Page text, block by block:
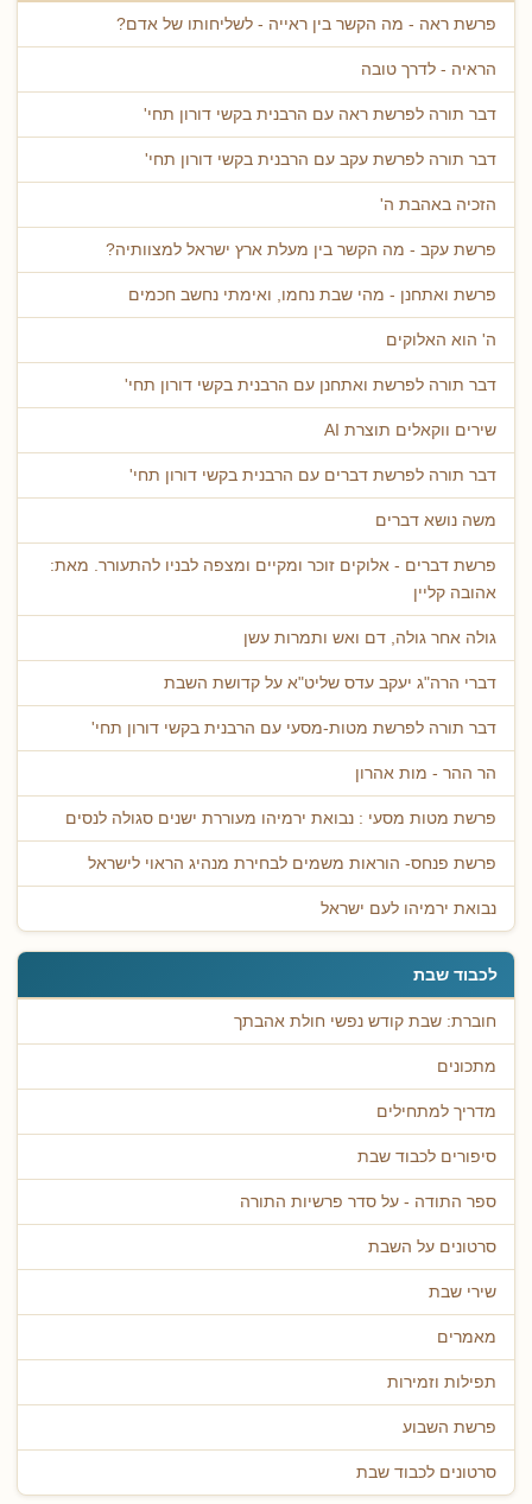
פרשת ראה - מה הקשר בין ראייה - לשליחותו של אדם?
הראיה - לדרך טובה
דבר תורה לפרשת ראה עם הרבנית בקשי דורון תחי'
דבר תורה לפרשת עקב עם הרבנית בקשי דורון תחי'
הזכיה באהבת ה'
פרשת עקב - מה הקשר בין מעלת ארץ ישראל למצוותיה?
פרשת ואתחנן - מהי שבת נחמו, ואימתי נחשב חכמים
ה' הוא האלוקים
דבר תורה לפרשת ואתחנן עם הרבנית בקשי דורון תחי'
שירים ווקאלים תוצרת AI
דבר תורה לפרשת דברים עם הרבנית בקשי דורון תחי'
משה נושא דברים
פרשת דברים - אלוקים זוכר ומקיים ומצפה לבניו להתעורר. מאת:
אהובה קליין
גולה אחר גולה, דם ואש ותמרות עשן
דברי הרה"ג יעקב עדס שליט"א על קדושת השבת
דבר תורה לפרשת מטות-מסעי עם הרבנית בקשי דורון תחי'
הר ההר - מות אהרון
פרשת מטות מסעי : נבואת ירמיהו מעוררת ישנים סגולה לנסים
פרשת פנחס- הוראות משמים לבחירת מנהיג הראוי לישראל
נבואת ירמיהו לעם ישראל
לכבוד שבת
חוברת: שבת קודש נפשי חולת אהבתך
מתכונים
מדריך למתחילים
סיפורים לכבוד שבת
ספר התודה - על סדר פרשיות התורה
סרטונים על השבת
שירי שבת
מאמרים
תפילות וזמירות
פרשת השבוע
סרטונים לכבוד שבת